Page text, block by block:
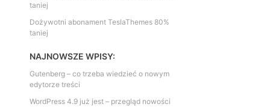
taniej
Dożywotni abonament TeslaThemes 80%
taniej
NAJNOWSZE WPISY:
Gutenberg – co trzeba wiedzieć o nowym
edytorze treści
WordPress 4.9 już jest – przegląd nowości